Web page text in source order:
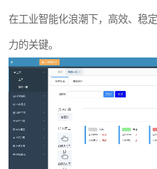
在工业智能化浪潮下，高效、稳
力的关键。